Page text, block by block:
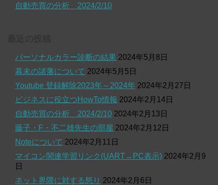
自動売買の分析 2024/2/10
パーソナルカラー診断の結果 2024年5月8日
幕末の諸藩について 2024年5月5日
Youtube 登録解除2023年～2024年 2024年2月27日
ビジネスに役立つHowTo情報 2024年2月14日
自動売買の分析 2024/2/10 2024年2月13日
藤子・F・不二雄先生の部屋 2024年2月12日
Noteについて 2024年2月11日
マイコン関連学習リンク(UART→PC表示) 2024年2月9
日
ネット界隈に対する怒り 2024年2月6日